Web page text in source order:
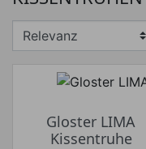
Gloster LIMA
Kissentruhe